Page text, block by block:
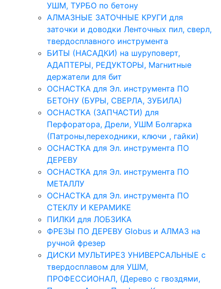
УШМ, ТУРБО по бетону
АЛМАЗНЫЕ ЗАТОЧНЫЕ КРУГИ для
заточки и доводки Ленточных пил, сверл,
твердосплавного инструмента
БИТЫ (НАСАДКИ) на шуруповерт,
АДАПТЕРЫ, РЕДУКТОРЫ, Магнитные
держатели для бит
ОСНАСТКА для Эл. инструмента ПО
БЕТОНУ (БУРЫ, СВЕРЛА, ЗУБИЛА)
ОСНАСТКА (ЗАПЧАСТИ) для
Перфоратора, Дрели, УШМ Болгарка
(Патроны,переходники, ключи , гайки)
ОСНАСТКА для Эл. инструмента ПО
ДЕРЕВУ
ОСНАСТКА для Эл. инструмента ПО
МЕТАЛЛУ
ОСНАСТКА для Эл. инструмента ПО
СТЕКЛУ И КЕРАМИКЕ
ПИЛКИ для ЛОБЗИКА
ФРЕЗЫ ПО ДЕРЕВУ Globus и АЛМАЗ на
ручной фрезер
ДИСКИ МУЛЬТИРЕЗ УНИВЕРСАЛЬНЫЕ с
твердосплавом для УШМ,
ПРОФЕССИОНАЛ, (Дерево с гвоздями,